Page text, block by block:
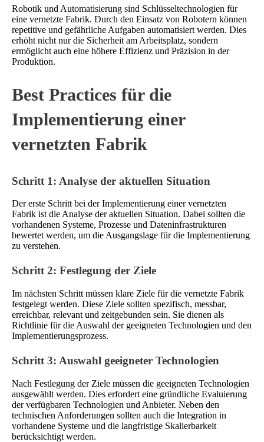
Robotik und Automatisierung sind Schlüsseltechnologien für
eine vernetzte Fabrik. Durch den Einsatz von Robotern können
repetitive und gefährliche Aufgaben automatisiert werden. Dies
erhöht nicht nur die Sicherheit am Arbeitsplatz, sondern
ermöglicht auch eine höhere Effizienz und Präzision in der
Produktion.
Best Practices für die
Implementierung einer
vernetzten Fabrik
Schritt 1: Analyse der aktuellen Situation
Der erste Schritt bei der Implementierung einer vernetzten
Fabrik ist die Analyse der aktuellen Situation. Dabei sollten die
vorhandenen Systeme, Prozesse und Dateninfrastrukturen
bewertet werden, um die Ausgangslage für die Implementierung
zu verstehen.
Schritt 2: Festlegung der Ziele
Im nächsten Schritt müssen klare Ziele für die vernetzte Fabrik
festgelegt werden. Diese Ziele sollten spezifisch, messbar,
erreichbar, relevant und zeitgebunden sein. Sie dienen als
Richtlinie für die Auswahl der geeigneten Technologien und den
Implementierungsprozess.
Schritt 3: Auswahl geeigneter Technologien
Nach Festlegung der Ziele müssen die geeigneten Technologien
ausgewählt werden. Dies erfordert eine gründliche Evaluierung
der verfügbaren Technologien und Anbieter. Neben den
technischen Anforderungen sollten auch die Integration in
vorhandene Systeme und die langfristige Skalierbarkeit
berücksichtigt werden.